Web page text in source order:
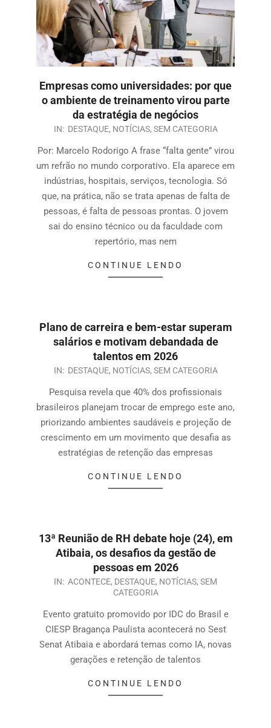
Empresas como universidades: por que
o ambiente de treinamento virou parte
da estratégia de negócios
IN: DESTAQUE, NOTÍCIAS, SEM CATEGORIA
Por: Marcelo Rodorigo A frase “falta gente” virou
um refrão no mundo corporativo. Ela aparece em
indústrias, hospitais, serviços, tecnologia. Só
que, na prática, não se trata apenas de falta de
pessoas, é falta de pessoas prontas. O jovem
sai do ensino técnico ou da faculdade com
repertório, mas nem
CONTINUE LENDO
Plano de carreira e bem-estar superam
salários e motivam debandada de
talentos em 2026
IN: DESTAQUE, NOTÍCIAS, SEM CATEGORIA
Pesquisa revela que 40% dos profissionais
brasileiros planejam trocar de emprego este ano,
priorizando ambientes saudáveis e projeção de
crescimento em um movimento que desafia as
estratégias de retenção das empresas
CONTINUE LENDO
13ª Reunião de RH debate hoje (24), em
Atibaia, os desafios da gestão de
pessoas em 2026
IN: ACONTECE, DESTAQUE, NOTÍCIAS, SEM
CATEGORIA
Evento gratuito promovido por IDC do Brasil e
CIESP Bragança Paulista acontecerá no Sest
Senat Atibaia e abordará temas como IA, novas
gerações e retenção de talentos
CONTINUE LENDO